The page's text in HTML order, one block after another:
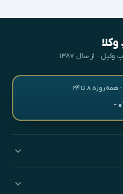
وکلا
· از سال ۱۳۸۷
۸ تا ۲۴